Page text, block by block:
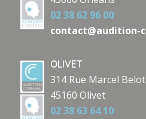
02 38 62 96 00
contact@audition-
OLIVET
314 Rue Marcel Belot
45160 Olivet
02 38 63 64 10